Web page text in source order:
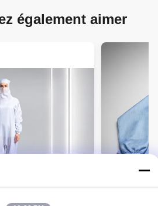
également aimer